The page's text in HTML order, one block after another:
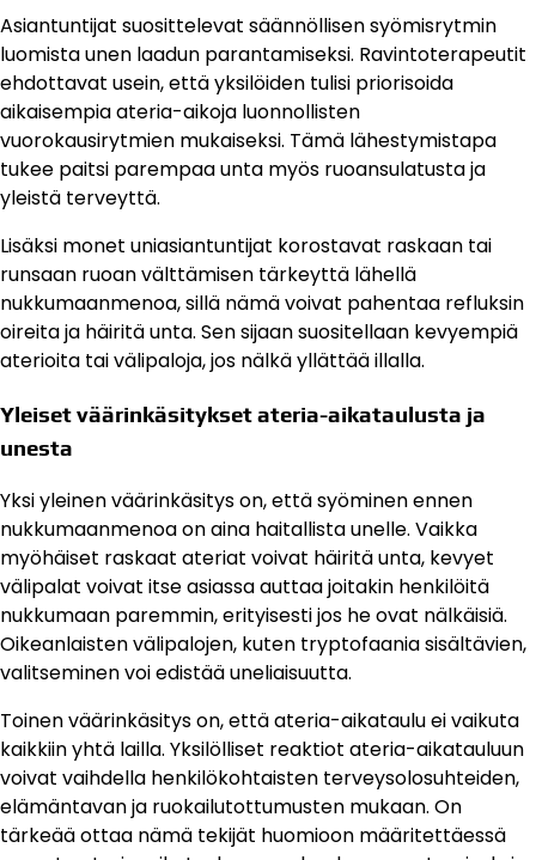
Asiantuntijat suosittelevat säännöllisen syömisrytmin
luomista unen laadun parantamiseksi. Ravintoterapeutit
ehdottavat usein, että yksilöiden tulisi priorisoida
aikaisempia ateria-aikoja luonnollisten
vuorokausirytmien mukaiseksi. Tämä lähestymistapa
tukee paitsi parempaa unta myös ruoansulatusta ja
yleistä terveyttä.
Lisäksi monet uniasiantuntijat korostavat raskaan tai
runsaan ruoan välttämisen tärkeyttä lähellä
nukkumaanmenoa, sillä nämä voivat pahentaa refluksin
oireita ja häiritä unta. Sen sijaan suositellaan kevyempiä
aterioita tai välipaloja, jos nälkä yllättää illalla.
Yleiset väärinkäsitykset ateria-aikataulusta ja
unesta
Yksi yleinen väärinkäsitys on, että syöminen ennen
nukkumaanmenoa on aina haitallista unelle. Vaikka
myöhäiset raskaat ateriat voivat häiritä unta, kevyet
välipalat voivat itse asiassa auttaa joitakin henkilöitä
nukkumaan paremmin, erityisesti jos he ovat nälkäisiä.
Oikeanlaisten välipalojen, kuten tryptofaania sisältävien,
valitseminen voi edistää uneliaisuutta.
Toinen väärinkäsitys on, että ateria-aikataulu ei vaikuta
kaikkiin yhtä lailla. Yksilölliset reaktiot ateria-aikatauluun
voivat vaihdella henkilökohtaisten terveysolosuhteiden,
elämäntavan ja ruokailutottumusten mukaan. On
tärkeää ottaa nämä tekijät huomioon määritettäessä